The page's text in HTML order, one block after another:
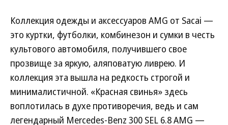
Коллекция одежды и аксессуаров AMG от Sacai —
это куртки, футболки, комбинезон и сумки в честь
культового автомобиля, получившего свое
прозвище за яркую, аляповатую ливрею. И
коллекция эта вышла на редкость строгой и
минималистичной. «Красная свинья» здесь
воплотилась в духе противоречия, ведь и сам
легендарный Mercedes-Benz 300 SEL 6.8 AMG —